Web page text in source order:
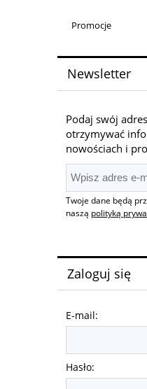
Promocje
Newsletter
Podaj swój
otrzymywać
nowościach i
Twoje dane będą
naszą polityką
Zaloguj się
E-mail:
Hasło: